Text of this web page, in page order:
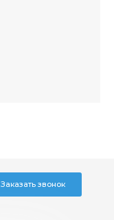
Заказать звонок